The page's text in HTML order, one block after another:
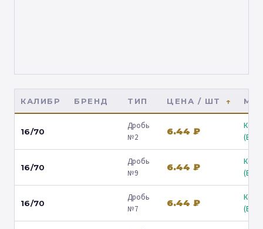
КАЛИБР БРЕНД ТИП ЦЕНА / ШТ
16/70
Дробь
№2
6.44 ₽
16/70
Дробь
№9
6.44 ₽
16/70
Дробь
№7
6.44 ₽